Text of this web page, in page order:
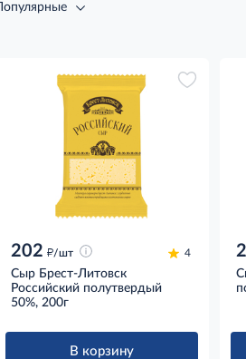
Популярные
202 д/шт 4
Сыр Брест-Литовск
Российский полутвердый
50%, 200г
В корзину